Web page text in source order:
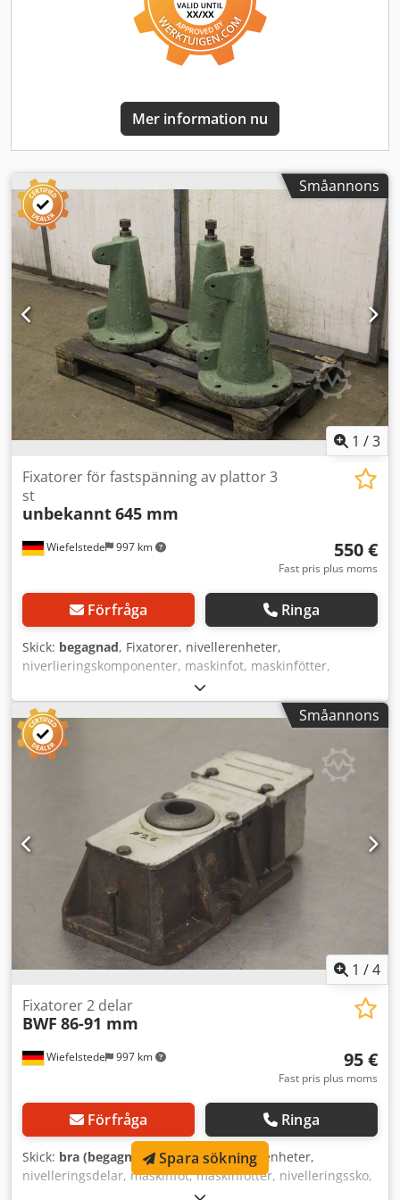
Mer information nu
Småannons
1 /3
Wiefelstede 997 km
Fixatorer för fastspänning av plattor 3
st
unbekannt645 mm
550 €
Fast pris plus moms
Förfråga Ringa
Skick: begagnad, Fixatorer, nivellerenheter,
niverlieringskomponenter, maskinfot, maskinfötter,
nivåskor, maskinfundament, nivåskydd, kilskor,
maskinstöd, nivåfot, skruvstöd - Höjd justerbar: 590 - 645
mm - Antal: 3x fötter tillgängliga - Pris: komplett - Mått: Ø
410/H600 mm - Vikt: 93 kg/styck Dkodpfod Tm Hlox Ahker
Småannons
1 /4
Wiefelstede 997 km
Fixatorer 2 delar
BWF 86-91 mm
95 €
Fast pris plus moms
Förfråga Ringa
Skick: bra (begagnad), Fixatorer, nivellerenheter,
nivelleringsdelar, maskinfot, maskinfötter, nivelleringssko,
maskinfundament, nivelleringssula, kilskor, maskinstöd,
Spara sökning